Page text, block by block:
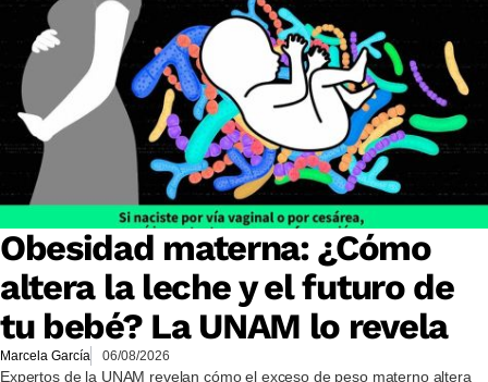
Obesidad materna: ¿Cómo
altera la leche y el futuro de
tu bebé? La UNAM lo revela
Marcela García 06/08/2026
Expertos de la UNAM revelan cómo el exceso de peso materno altera